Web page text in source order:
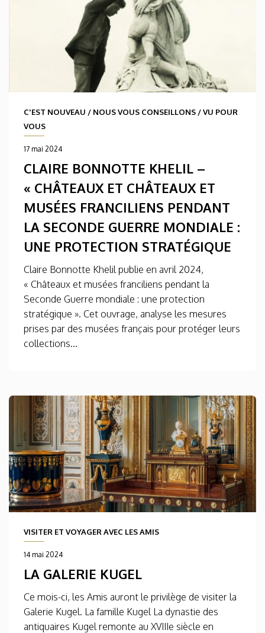
C'EST NOUVEAU / NOUS VOUS CONSEILLONS /VU POUR
VOUS
17 mai 2024
CLAIRE BONNOTTE KHELIL –
« CHÂTEAUX ET CHÂTEAUX ET
MUSÉES FRANCILIENS PENDANT
LA SECONDE GUERRE MONDIALE :
UNE PROTECTION STRATÉGIQUE
Claire Bonnotte Khelil publie en avril 2024,
« Châteaux et musées franciliens pendant la
Seconde Guerre mondiale : une protection
stratégique ». Cet ouvrage, analyse les mesures
prises par des musées français pour protéger leurs
collections...
VISITER ET VOYAGER AVEC LES AMIS
14 mai 2024
LA GALERIE KUGEL
Ce mois-ci, les Amis auront le privilège de visiter la
Galerie Kugel. La famille Kugel La dynastie des
antiquaires Kugel remonte au XVIIIe siècle en